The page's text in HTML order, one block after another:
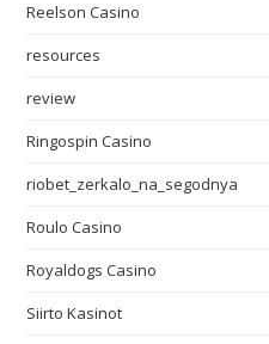
Reelson Casino
resources
review
Ringospin Casino
riobet_zerkalo_na_segodnya
Roulo Casino
Royaldogs Casino
Siirto Kasinot